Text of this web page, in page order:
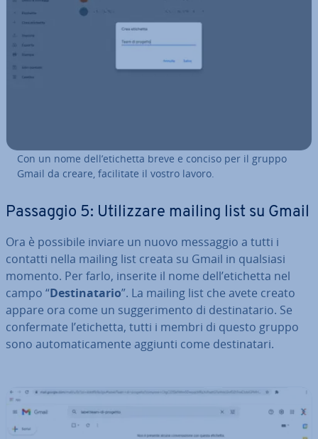
Con un nome dell’etichetta breve e conciso per il gruppo
Gmail da creare, fa­ci­li­ta­te il vostro lavoro.
Passaggio 5: Uti­liz­za­re mailing list su Gmail
Ora è possibile inviare un nuovo messaggio a tutti i
contatti nella mailing list creata su Gmail in qualsiasi
momento. Per farlo, inserite il nome dell’etichetta nel
campo “De­sti­na­ta­rio”. La mailing list che avete creato
appare ora come un sug­ge­ri­men­to di de­sti­na­ta­rio. Se
con­fer­ma­te l’etichetta, tutti i membri di questo gruppo
sono au­to­ma­ti­ca­men­te aggiunti come de­sti­na­ta­ri.